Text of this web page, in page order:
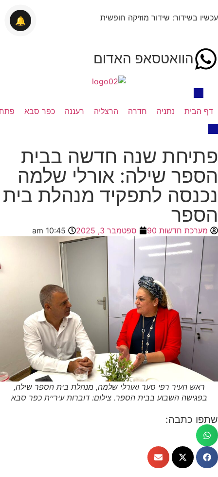
עכשיו בשידור: שידור מוזיקה חופשית
הוואטסאפ האדום
דף הבית נתניה חדרה הרצליה רעננה כפר סבא
פתיחת שנה חדשה בבית
הספר שילה: אורלי שלמה
נכנסה לתפקיד מנהלת בית
הספר
מערכת חדשות 90 ספטמבר 3, 2025 10:45 am
ראש העיר רפי סער ואורלי שלמה, מנהלת בית הספר שילה,
בפגישה השבוע בבית הספר. צילום: דוברות עיריית כפר סבא
שתפו כתבה:
🔔